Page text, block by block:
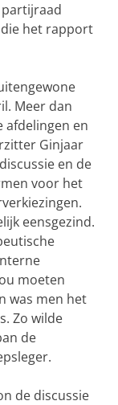
het rapport
Meer dan
en
Gin­jaar
en de
voor het
eensgezind.
moeten
was men het
Zo wilde
de
de discussie